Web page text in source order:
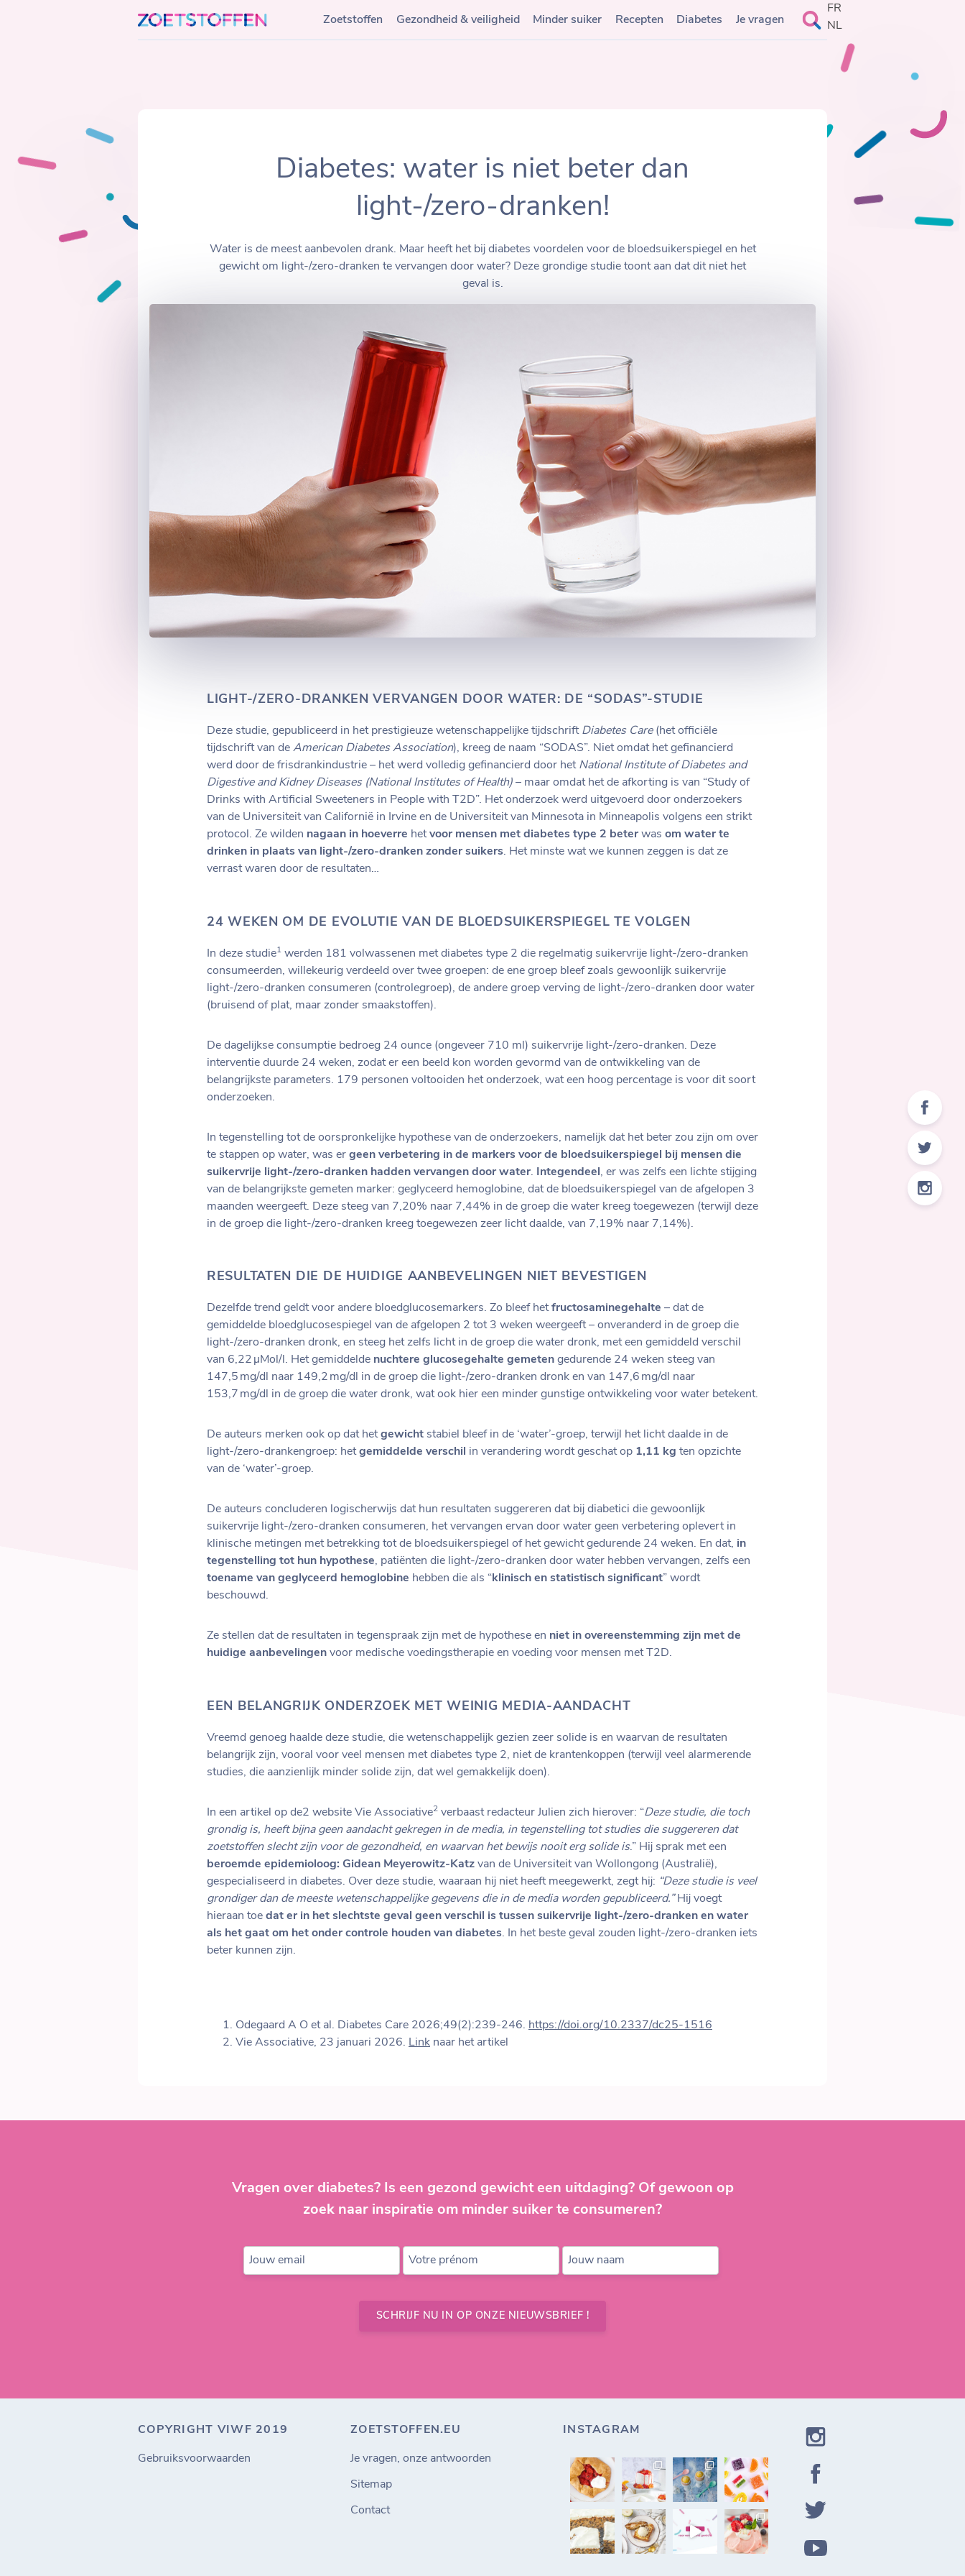
to
content
Zoetstoffen Gezondheid & veiligheid Minder suiker Recepten Diabetes Je vragen
Search
for:
FR
NL
Diabetes: water is niet beter dan
light-/zero-dranken!
Water is de meest aanbevolen drank. Maar heeft het bij diabetes voordelen voor de bloedsuikerspiegel en het
gewicht om light-/zero-dranken te vervangen door water? Deze grondige studie toont aan dat dit niet het
geval is.
LIGHT-/ZERO-DRANKEN VERVANGEN DOOR WATER: DE “SODAS”-STUDIE
Deze studie, gepubliceerd in het prestigieuze wetenschappelijke tijdschrift Diabetes Care (het officiële
tijdschrift van de American Diabetes Association), kreeg de naam “SODAS”. Niet omdat het gefinancierd
werd door de frisdrankindustrie – het werd volledig gefinancierd door het National Institute of Diabetes and
Digestive and Kidney Diseases (National Institutes of Health) – maar omdat het de afkorting is van “Study of
Drinks with Artificial Sweeteners in People with T2D”. Het onderzoek werd uitgevoerd door onderzoekers
van de Universiteit van Californië in Irvine en de Universiteit van Minnesota in Minneapolis volgens een strikt
protocol. Ze wilden nagaan in hoeverre hetvoor mensen met diabetes type 2 beter was om water te
drinken in plaats van light-/zero-dranken zonder suikers. Het minste wat we kunnen zeggen is dat ze
verrast waren door de resultaten…
24 WEKEN OM DE EVOLUTIE VAN DE BLOEDSUIKERSPIEGEL TE VOLGEN
In deze studie1 werden 181 volwassenen met diabetes type 2 die regelmatig suikervrije light-/zero-dranken
consumeerden, willekeurig verdeeld over twee groepen: de ene groep bleef zoals gewoonlijk suikervrije
light-/zero-dranken consumeren (controlegroep), de andere groep verving de light-/zero-dranken door water
(bruisend of plat, maar zonder smaakstoffen).
De dagelijkse consumptie bedroeg 24 ounce (ongeveer 710 ml) suikervrije light-/zero-dranken. Deze
interventie duurde 24 weken, zodat er een beeld kon worden gevormd van de ontwikkeling van de
belangrijkste parameters. 179 personen voltooiden het onderzoek, wat een hoog percentage is voor dit soort
onderzoeken.
In tegenstelling tot de oorspronkelijke hypothese van de onderzoekers, namelijk dat het beter zou zijn om over
te stappen op water, was er geen verbetering in de markers voor de bloedsuikerspiegel
bij mensen die
suikervrije light-/zero-dranken hadden vervangen door water. Integendeel , er was zelfs een lichte stijging
van de belangrijkste gemeten marker: geglyceerd hemoglobine, dat de bloedsuikerspiegel van de afgelopen 3
maanden weergeeft. Deze steeg van 7,20% naar 7,44% in de groep die water kreeg toegewezen (terwijl deze
in de groep die light-/zero-dranken kreeg toegewezen zeer licht daalde, van 7,19% naar 7,14%).
RESULTATEN DIE DE HUIDIGE AANBEVELINGEN NIET BEVESTIGEN
Dezelfde trend geldt voor andere bloedglucosemarkers. Zo bleef hetfructosaminegehalte – dat de
gemiddelde bloedglucosespiegel van de afgelopen 2 tot 3 weken weergeeft – onveranderd in de groep die
light-/zero-dranken dronk, en steeg het zelfs licht in de groep die water dronk, met een gemiddeld verschil
van 6,22 µMol/l. Het gemiddelde nuchtere glucosegehalte gemeten gedurende 24 weken steeg van
147,5 mg/dl naar 149,2 mg/dl in de groep die light-/zero-dranken dronk en van 147,6 mg/dl naar
153,7 mg/dl in de groep die water dronk, wat ook hier een minder gunstige ontwikkeling voor water betekent.
De auteurs merken ook op dat hetgewicht stabiel bleef in de ‘water’-groep, terwijl het licht daalde in de
light-/zero-drankengroep: hetgemiddelde verschil in verandering wordt geschat op 1,11 kg ten opzichte
van de ‘water’-groep.
De auteurs concluderen logischerwijs dat hun resultaten suggereren dat bij diabetici die gewoonlijk
suikervrije light-/zero-dranken consumeren, het vervangen ervan door water geen verbetering oplevert in
klinische metingen met betrekking tot de bloedsuikerspiegel of het gewicht gedurende 24 weken. En dat, in
tegenstelling tot hun hypothese, patiënten die light-/zero-dranken door water hebben vervangen, zelfs een
toename van geglyceerd hemoglobine hebben die als “klinisch en statistisch significant” wordt
beschouwd.
Ze stellen dat de resultaten in tegenspraak zijn met de hypothese en niet in overeenstemming zijn met de
huidige aanbevelingen voor medische voedingstherapie en voeding voor mensen met T2D.
EEN BELANGRIJK ONDERZOEK MET WEINIG MEDIA-AANDACHT
Vreemd genoeg haalde deze studie, die wetenschappelijk gezien zeer solide is en waarvan de resultaten
belangrijk zijn, vooral voor veel mensen met diabetes type 2, niet de krantenkoppen (terwijl veel alarmerende
studies, die aanzienlijk minder solide zijn, dat wel gemakkelijk doen).
In een artikel op de2 website Vie Associative2 verbaast redacteur Julien zich hierover: “Deze studie, die toch
grondig is, heeft bijna geen aandacht gekregen in de media, in tegenstelling tot studies die suggereren dat
zoetstoffen slecht zijn voor de gezondheid, en waarvan het bewijs nooit erg solide is.” Hij sprak met een
beroemde epidemioloog: Gidean Meyerowitz-Katz van de Universiteit van Wollongong (Australië),
gespecialiseerd in diabetes. Over deze studie, waaraan hij niet heeft meegewerkt, zegt hij: “Deze studie is veel
grondiger dan de meeste wetenschappelijke gegevens die in de media worden gepubliceerd.”Hij voegt
hieraan toe dat er in het slechtste geval geen verschil is tussen suikervrije light-/zero-dranken en water
als het gaat om het onder controle houden van diabetes. In het beste geval zouden light-/zero-dranken iets
beter kunnen zijn.
Odegaard A O et al. Diabetes Care 2026;49(2):239-246. https://doi.org/10.2337/dc25-1516
Vie Associative, 23 januari 2026. Link naar het artikel
Vragen over diabetes? Is een gezond gewicht een uitdaging? Of gewoon op
zoek naar inspiratie om minder suiker te consumeren?
Jouw email Votre prénom Jouw naam
SCHRIJF NU IN OP ONZE NIEUWSBRIEF !
COPYRIGHT VIWF 2019
Gebruiksvoorwaarden
ZOETSTOFFEN.EU
Je vragen, onze antwoorden
Sitemap
Contact
INSTAGRAM